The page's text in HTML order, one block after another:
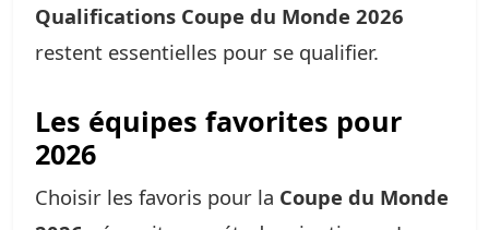
Qualifications Coupe du Monde 2026
restent essentielles pour se qualifier.
Les équipes favorites pour
2026
Choisir les favoris pour la Coupe du Monde